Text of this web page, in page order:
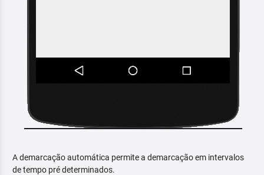
A demarcação automática permite a demarcação em intervalos
de tempo pré determinados.